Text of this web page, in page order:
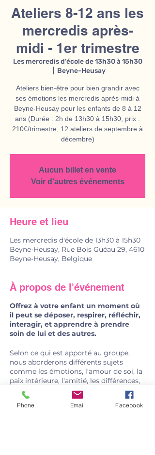
Ateliers 8-12 ans les
mercredis après-
midi - 1er trimestre
Les mercredis d'école de 13h30 à 15h30
Beyne-Heusay
Ateliers bien-être pour bien grandir avec
ses émotions les mercredis après-midi à
Beyne-Heusay pour les enfants de 8 à 12
ans (Durée : 2h de 13h30 à 15h30, prix :
210€/trimestre, 12 ateliers de septembre à
décembre)
Aucun billet en vente
Voir d'autres événements
Heure et lieu
Les mercredis d'école de 13h30 à 15h30
Beyne-Heusay, Rue Bois Guéau 29, 4610
Beyne-Heusay, Belgique
À propos de l'événement
Offrez à votre enfant un moment où
il peut se déposer, respirer, réfléchir,
interagir, et apprendre à prendre
soin de lui et des autres.
Selon ce qui est apporté au groupe,
nous aborderons différents sujets
comme les émotions, l’amour de soi, la
paix intérieure, l'amitié, les différences,
les accords toltèques, les croyances, la
communication non-violente, les
disputes, les stéréotypes filles/garçons,
Phone Email Facebook